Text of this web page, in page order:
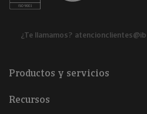
¿Te llamamos?
Productos y servicios
Recursos